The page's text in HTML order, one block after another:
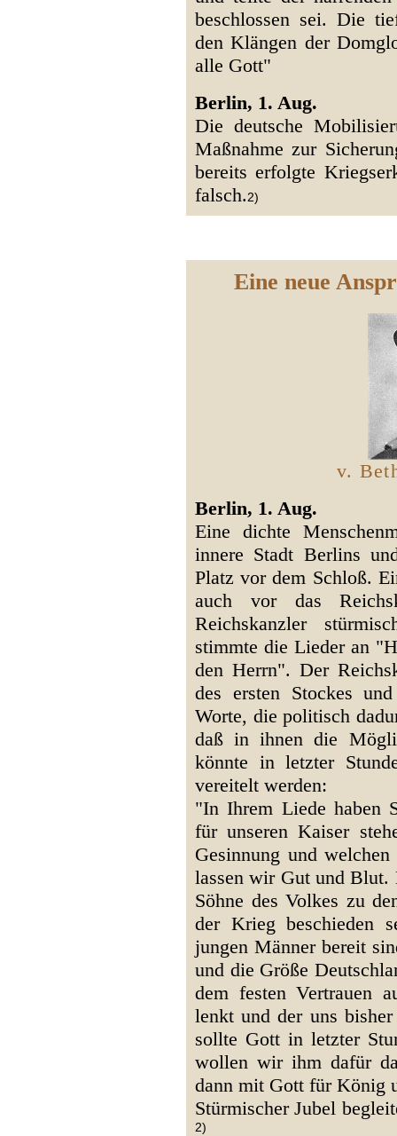
beschlossen sei. Die
den Klängen der
alle Gott"
Berlin, 1. Aug.
Die deutsche
Maßnahme zur
bereits erfolgte
falsch.2)
Eine neue
v.
Berlin, 1. Aug.
Eine dichte
innere Stadt Berlins
Platz vor dem Schloß.
auch vor das
Reichskanzler
stimmte die Lieder an
den Herrn". Der
des ersten Stockes
Worte, die politisch
daß in ihnen die
könnte in letzter
vereitelt werden:
"In Ihrem Liede haben
für unseren Kaiser
Gesinnung und
lassen wir Gut und Blut.
Söhne des Volkes zu
der Krieg beschieden
jungen Männer bereit
und die Größe
dem festen Vertrauen
lenkt und der uns
sollte Gott in letzter
wollen wir ihm dafür
dann mit Gott für König
Stürmischer Jubel
2)